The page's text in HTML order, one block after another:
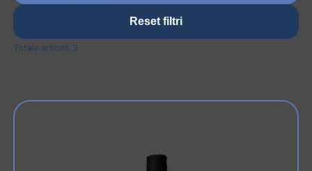
Reset filtri
Totale articoli: 3